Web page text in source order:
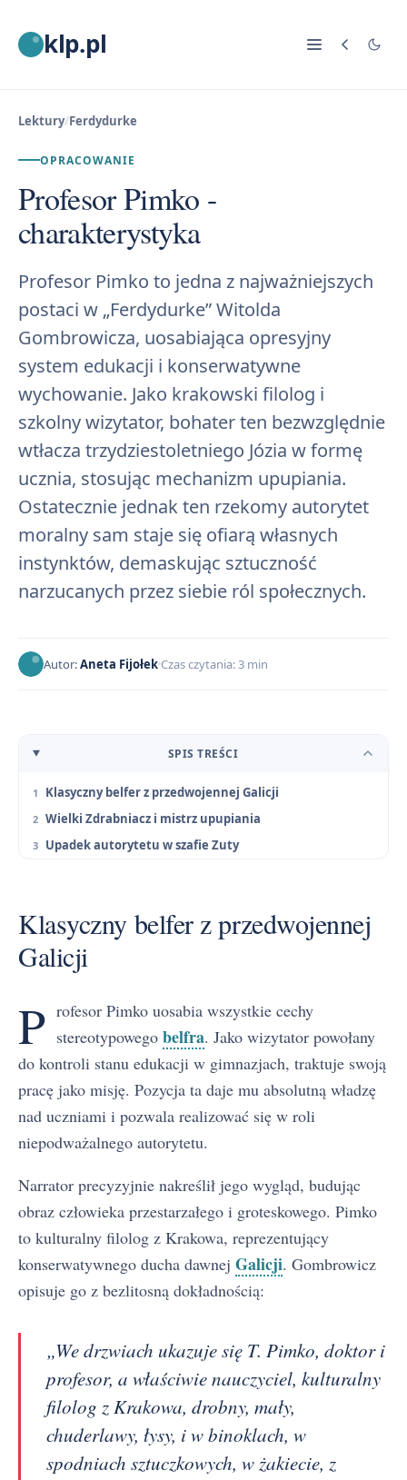
klp.pl
Lektury/Ferdydurke
OPRACOWANIE
Profesor Pimko -
charakterystyka
Profesor Pimko to jedna z najważniejszych
postaci w „Ferdydurke” Witolda
Gombrowicza, uosabiająca opresyjny
system edukacji i konserwatywne
wychowanie. Jako krakowski filolog i
szkolny wizytator, bohater ten bezwzględnie
wtłacza trzydziestoletniego Józia w formę
ucznia, stosując mechanizm upupiania.
Ostatecznie jednak ten rzekomy autorytet
moralny sam staje się ofiarą własnych
instynktów, demaskując sztuczność
narzucanych przez siebie ról społecznych.
Autor:Aneta Fijołek Czas czytania: 3 min
SPIS TREŚCI
Klasyczny belfer z przedwojennej Galicji
Wielki Zdrabniacz i mistrz upupiania
Upadek autorytetu w szafie Zuty
Klasyczny belfer z przedwojennej
Galicji
P rofesor Pimko uosabia wszystkie cechy
stereotypowego belfra. Jako wizytator powołany
do kontroli stanu edukacji w gimnazjach, traktuje swoją
pracę jako misję. Pozycja ta daje mu absolutną władzę
nad uczniami i pozwala realizować się w roli
niepodważalnego autorytetu.
Narrator precyzyjnie nakreślił jego wygląd, budując
obraz człowieka przestarzałego i groteskowego. Pimko
to kulturalny filolog z Krakowa, reprezentujący
konserwatywnego ducha dawnej Galicji. Gombrowicz
opisuje go z bezlitosną dokładnością:
„We drzwiach ukazuje się T. Pimko, doktor i
profesor, a właściwie nauczyciel, kulturalny
filolog z Krakowa, drobny, mały,
chuderlawy, łysy, i w binoklach, w
spodniach sztuczkowych, w żakiecie, z